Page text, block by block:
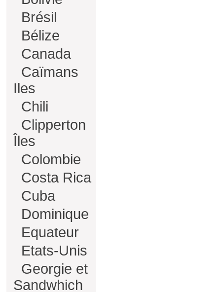
Brésil
Bélize
Canada
Caïmans
Iles
Chili
Clipperton
Îles
Colombie
Costa Rica
Cuba
Dominique
Equateur
Etats-Unis
Georgie et
Sandwhich